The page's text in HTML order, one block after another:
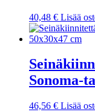
40,48 € Lisää
Sonoma-
46,56 € Lisää